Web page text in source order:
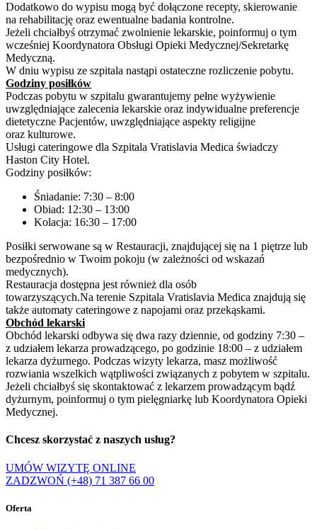
Dodatkowo do wypisu mogą być dołączone recepty, skierowanie
na rehabilitację oraz ewentualne badania kontrolne.
Jeżeli chciałbyś otrzymać zwolnienie lekarskie, poinformuj o tym
wcześniej Koordynatora Obsługi Opieki Medycznej/Sekretarkę
Medyczną.
W dniu wypisu ze szpitala nastąpi ostateczne rozliczenie pobytu.
Godziny posiłków
Podczas pobytu w szpitalu gwarantujemy pełne wyżywienie
uwzględniające zalecenia lekarskie oraz indywidualne preferencje
dietetyczne Pacjentów, uwzględniające aspekty religijne
oraz kulturowe.
Usługi cateringowe dla Szpitala Vratislavia Medica świadczy
Haston City Hotel.
Godziny posiłków:
Śniadanie: 7:30 – 8:00
Obiad: 12:30 – 13:00
Kolacja: 16:30 – 17:00
Posiłki serwowane są w Restauracji, znajdującej się na 1 piętrze lub
bezpośrednio w Twoim pokoju (w zależności od wskazań
medycznych).
Restauracja dostępna jest również dla osób
towarzyszących.Na terenie Szpitala Vratislavia Medica znajdują się
także automaty cateringowe z napojami oraz przekąskami.
Obchód lekarski
Obchód lekarski odbywa się dwa razy dziennie, od godziny 7:30 –
z udziałem lekarza prowadzącego, po godzinie 18:00 – z udziałem
lekarza dyżurnego. Podczas wizyty lekarza, masz możliwość
rozwiania wszelkich wątpliwości związanych z pobytem w szpitalu.
Jeżeli chciałbyś się skontaktować z lekarzem prowadzącym bądź
dyżurnym, poinformuj o tym pielęgniarkę lub Koordynatora Opieki
Medycznej.
Chcesz skorzystać z naszych usług?
UMÓW WIZYTĘ ONLINE
ZADZWOŃ (+48) 71 387 66 00
Oferta